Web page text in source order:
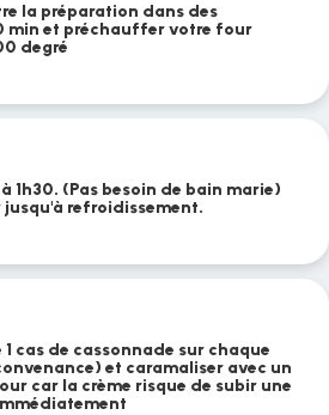
la préparation dans des
min et préchauffer votre four
degré
1h30. (Pas besoin de bain marie)
jusqu'à refroidissement.
cas de cassonnade sur chaque
et caramaliser avec un
car la crème risque de subir une